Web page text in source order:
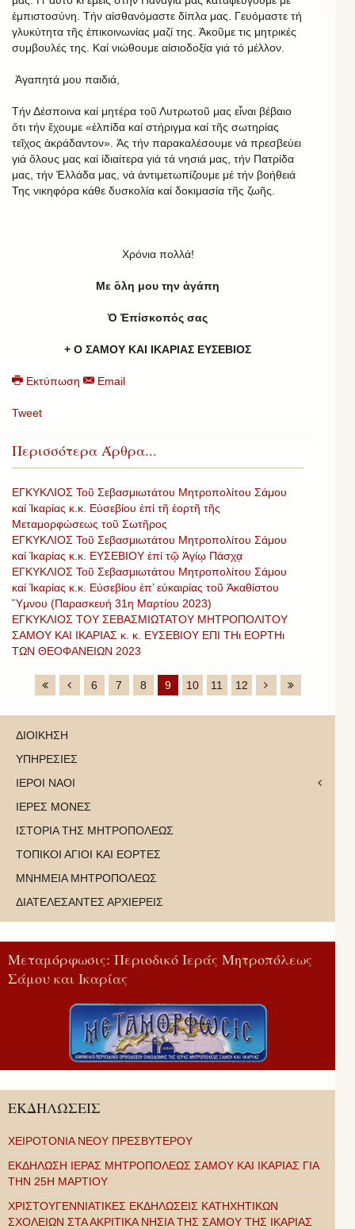
ἐμπιστοσύνη. Τήν αἰσθανόμαστε δίπλα μας. Γευόμαστε τή
γλυκύτητα τῆς ἐπικοινωνίας μαζί της. Ἀκοῦμε τις μητρικές
συμβουλές της. Καί νιώθουμε αἰσιοδοξία γιά τό μέλλον.
Ἀγαπητά μου παιδιά,
Τήν Δέσποινα καί μητέρα τοῦ Λυτρωτοῦ μας εἶναι βέβαιο
ὅτι τήν ἔχουμε «ἐλπίδα καί στήριγμα καί τῆς σωτηρίας
τεῖχος ἀκράδαντον». Ἀς τήν παρακαλέσουμε νά πρεσβεύει
γιά ὅλους μας καί ἰδιαίτερα γιά τά νησιά μας, τήν Πατρίδα
μας, τήν Ἑλλάδα μας, νά ἀντιμετωπίζουμε μέ τήν βοήθειά
Της νικηφόρα κάθε δυσκολία καί δοκιμασία τῆς ζωῆς.
Χρόνια πολλά!
Με ὅλη μου την ἀγάπη
Ὁ Ἐπίσκοπός σας
+ Ο ΣΑΜΟΥ ΚΑΙ ΙΚΑΡΙΑΣ ΕΥΣΕΒΙΟΣ
Εκτύπωση Email
Tweet
Περισσότερα Άρθρα...
ΕΓΚΥΚΛΙΟΣ Τοῦ Σεβασμιωτάτου Μητροπολίτου Σάμου
καί Ἰκαρίας κ.κ. Εὐσεβίου ἐπί τῆ ἑορτῆ τῆς
Μεταμορφώσεως τοῦ Σωτῆρος
ΕΓΚΥΚΛΙΟΣ Τοῦ Σεβασμιωτάτου Μητροπολίτου Σάμου
καί Ἰκαρίας κ.κ. ΕΥΣΕΒΙΟΥ ἐπί τῷ Ἁγίῳ Πάσχᾳ
ΕΓΚΥΚΛΙΟΣ Τοῦ Σεβασμιωτάτου Μητροπολίτου Σάμου
καί Ἰκαρίας κ.κ. Εὐσεβίου ἐπ’ εὐκαιρίας τοῦ Ἀκαθίστου
Ὕμνου (Παρασκευή 31η Μαρτίου 2023)
ΕΓΚΥΚΛΙΟΣ ΤΟΥ ΣΕΒΑΣΜΙΩΤΑΤΟΥ ΜΗΤΡΟΠΟΛΙΤΟΥ
ΣΑΜΟΥ ΚΑΙ ΙΚΑΡΙΑΣ κ. κ. ΕΥΣΕΒΙΟΥ ΕΠΙ ΤΗι ΕΟΡΤΗι
ΤΩΝ ΘΕΟΦΑΝΕΙΩΝ 2023
6 7 8 9 10 11 12
ΔΙΟΙΚΗΣΗ
ΥΠΗΡΕΣΙΕΣ
ΙΕΡΟΙ ΝΑΟΙ
ΙΕΡΕΣ ΜΟΝΕΣ
ΙΣΤΟΡΙΑ ΤΗΣ ΜΗΤΡΟΠΟΛΕΩΣ
ΤΟΠΙΚΟΙ ΑΓΙΟΙ ΚΑΙ ΕΟΡΤΕΣ
ΜΝΗΜΕΙΑ ΜΗΤΡΟΠΟΛΕΩΣ
ΔΙΑΤΕΛΕΣΑΝΤΕΣ ΑΡΧΙΕΡΕΙΣ
Μεταμόρφωσις: Περιοδικό Ιεράς Μητροπόλεως
Σάμου και Ικαρίας
ΕΚΔΗΛΩΣΕΙΣ
ΧΕΙΡΟΤΟΝΙΑ ΝΕΟΥ ΠΡΕΣΒΥΤΕΡΟΥ
ΕΚΔΗΛΩΣΗ ΙΕΡΑΣ ΜΗΤΡΟΠΟΛΕΩΣ ΣΑΜΟΥ ΚΑΙ ΙΚΑΡΙΑΣ ΓΙΑ
ΤΗΝ 25Η ΜΑΡΤΙΟΥ
ΧΡΙΣΤΟΥΓΕΝΝΙΑΤΙΚΕΣ ΕΚΔΗΛΩΣΕΙΣ ΚΑΤΗΧΗΤΙΚΩΝ
ΣΧΟΛΕΙΩΝ ΣΤΑ ΑΚΡΙΤΙΚΑ ΝΗΣΙΑ ΤΗΣ ΣΑΜΟΥ ΤΗΣ ΙΚΑΡΙΑΣ